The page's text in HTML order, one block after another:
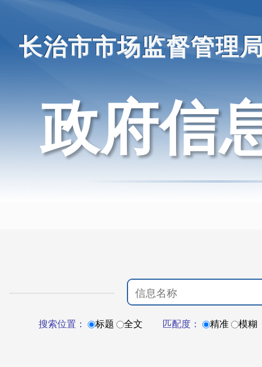
长治市市场监督管理
政府信
搜索位置： 标题 全文 匹配度： 精准 模糊